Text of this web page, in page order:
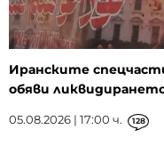
Иранските
обяви
05.08.2026 | 17:00 ч. 128